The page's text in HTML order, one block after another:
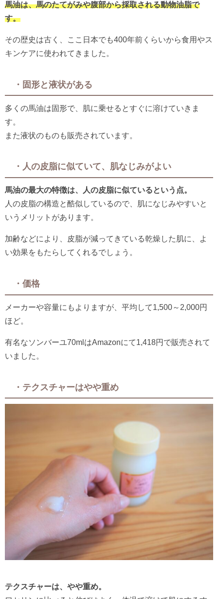
馬油は、馬のたてがみや腹部から採取される動物油脂で
す。
その歴史は古く、ここ日本でも400年前くらいから食用やス
キンケアに使われてきました。
・固形と液状がある
多くの馬油は固形で、肌に乗せるとすぐに溶けていきま
す。
また液状のものも販売されています。
・人の皮脂に似ていて、肌なじみがよい
馬油の最大の特徴は、人の皮脂に似ているという点。
人の皮脂の構造と酷似しているので、肌になじみやすいと
いうメリットがあります。
加齢などにより、皮脂が減ってきている乾燥した肌に、よ
い効果をもたらしてくれるでしょう。
・価格
メーカーや容量にもよりますが、平均して1,500～2,000円
ほど。
有名なソンバーユ70mlはAmazonにて1,418円で販売されて
いました。
・テクスチャーはやや重め
テクスチャーは、やや重め。